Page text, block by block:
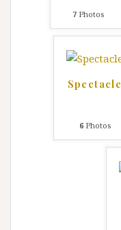
7 Photos
Spectacle
6Photos